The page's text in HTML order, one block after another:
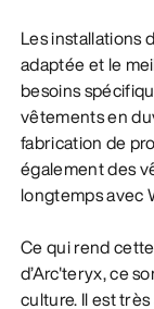
Les installations
adaptée et le
besoins
vêtements en
fabrication de
également des
longtemps avec
Ce qui rend
d’Arc'teryx, ce
culture. Il est